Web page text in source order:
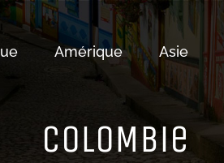
Amérique Asie
CoLoMBie